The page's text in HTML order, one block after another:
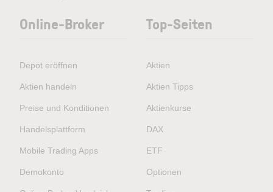
Online-Broker
Depot eröffnen
Aktien handeln
Preise und Konditionen
Handelsplattform
Mobile Trading Apps
Demokonto
Top-Seiten
Aktien
Aktien Tipps
Aktienkurse
DAX
ETF
Optionen